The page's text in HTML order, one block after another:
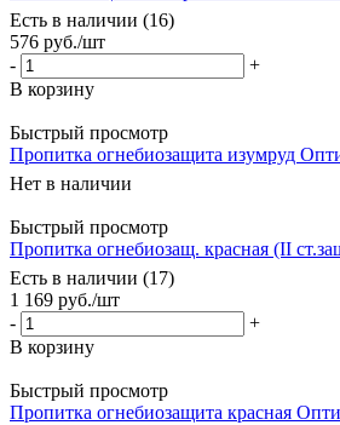
Есть в наличии (16)
576 руб./шт
-
+
В корзину
Быстрый просмотр
Пропитка огнебиозащита изумруд
Нет в наличии
Быстрый просмотр
Пропитка огнебиозащ. красная (II
Есть в наличии (17)
1 169 руб./шт
-
+
В корзину
Быстрый просмотр
Пропитка огнебиозащита красная